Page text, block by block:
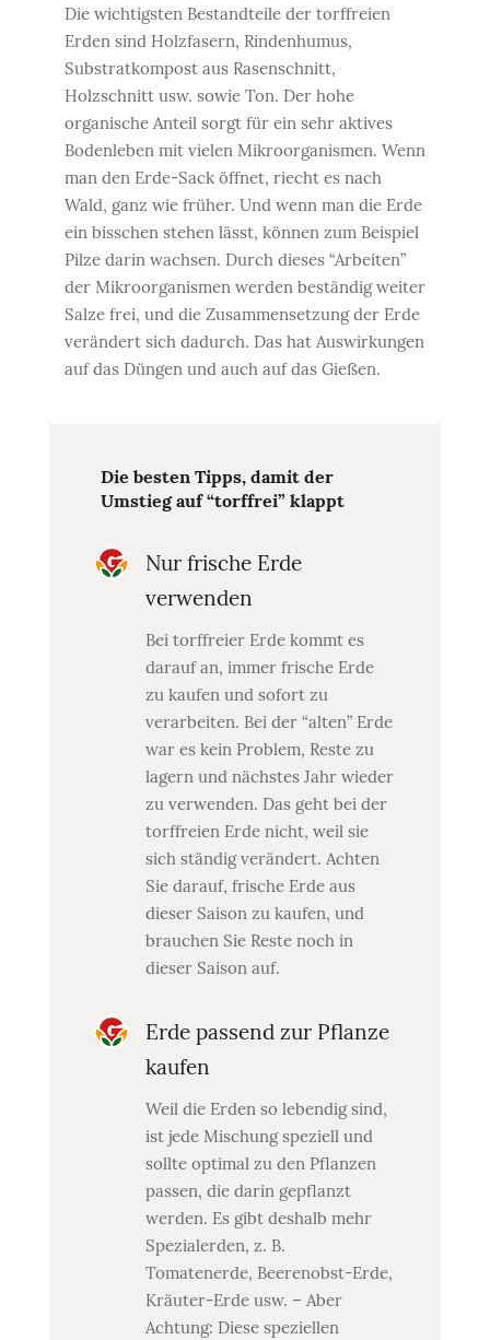
Die wichtigsten Bestandteile der torffreien
Erden sind Holzfasern, Rindenhumus,
Substratkompost aus Rasenschnitt,
Holzschnitt usw. sowie Ton. Der hohe
organische Anteil sorgt für ein sehr aktives
Bodenleben mit vielen Mikroorganismen. Wenn
man den Erde-Sack öffnet, riecht es nach
Wald, ganz wie früher. Und wenn man die Erde
ein bisschen stehen lässt, können zum Beispiel
Pilze darin wachsen. Durch dieses “Arbeiten”
der Mikroorganismen werden beständig weiter
Salze frei, und die Zusammensetzung der Erde
verändert sich dadurch. Das hat Auswirkungen
auf das Düngen und auch auf das Gießen.
Die besten Tipps, damit der
Umstieg auf “torffrei” klappt
Nur frische Erde
verwenden
Bei torffreier Erde kommt es
darauf an, immer frische Erde
zu kaufen und sofort zu
verarbeiten. Bei der “alten” Erde
war es kein Problem, Reste zu
lagern und nächstes Jahr wieder
zu verwenden. Das geht bei der
torffreien Erde nicht, weil sie
sich ständig verändert. Achten
Sie darauf, frische Erde aus
dieser Saison zu kaufen, und
brauchen Sie Reste noch in
dieser Saison auf.
Erde passend zur Pflanze
kaufen
Weil die Erden so lebendig sind,
ist jede Mischung speziell und
sollte optimal zu den Pflanzen
passen, die darin gepflanzt
werden. Es gibt deshalb mehr
Spezialerden, z. B.
Tomatenerde, Beerenobst-Erde,
Kräuter-Erde usw. – Aber
Achtung: Diese speziellen